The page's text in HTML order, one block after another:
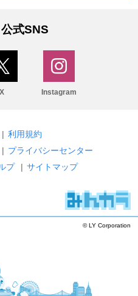
式SNS
X Instagram
| 利用規約
| プライバシーセンター
プ | サイトマップ
© LY Corporation